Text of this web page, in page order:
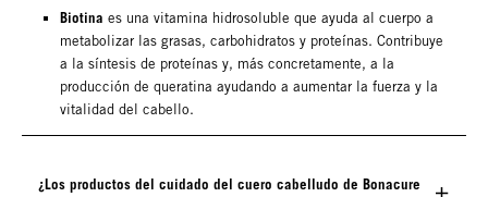
Biotina es una vitamina hidrosoluble que ayuda al cuerpo a
metabolizar las grasas, carbohidratos y proteínas. Contribuye
a la síntesis de proteínas y, más concretamente, a la
producción de queratina ayudando a aumentar la fuerza y la
vitalidad del cabello.
¿Los productos del cuidado del cuero cabelludo de Bonacure